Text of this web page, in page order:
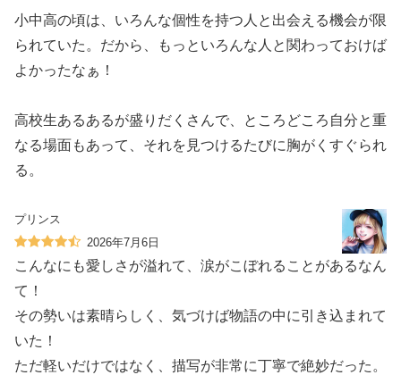
小中高の頃は、いろんな個性を持つ人と出会える機会が限
られていた。だから、もっといろんな人と関わっておけば
よかったなぁ！
高校生あるあるが盛りだくさんで、ところどころ自分と重
なる場面もあって、それを見つけるたびに胸がくすぐられ
る。
プリンス
2026年7月6日
こんなにも愛しさが溢れて、涙がこぼれることがあるなん
て！
その勢いは素晴らしく、気づけば物語の中に引き込まれて
いた！
ただ軽いだけではなく、描写が非常に丁寧で絶妙だった。